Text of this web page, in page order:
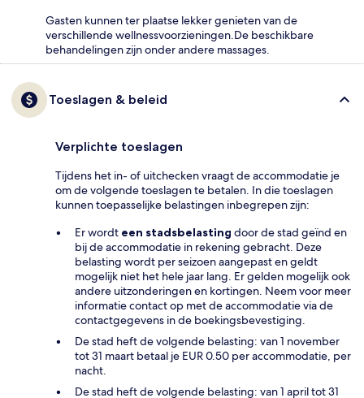
Gasten kunnen ter plaatse lekker genieten van de
verschillende wellnessvoorzieningen.De beschikbare
behandelingen zijn onder andere massages.
Toeslagen & beleid
Verplichte toeslagen
Tijdens het in- of uitchecken vraagt de accommodatie je
om de volgende toeslagen te betalen. In die toeslagen
kunnen toepasselijke belastingen inbegrepen zijn:
Er wordt een stadsbelasting door de stad geïnd en
bij de accommodatie in rekening gebracht. Deze
belasting wordt per seizoen aangepast en geldt
mogelijk niet het hele jaar lang. Er gelden mogelijk ook
andere uitzonderingen en kortingen. Neem voor meer
informatie contact op met de accommodatie via de
contactgegevens in de boekingsbevestiging.
De stad heft de volgende belasting: van 1 november
tot 31 maart betaal je EUR 0.50 per accommodatie, per
nacht.
De stad heft de volgende belasting: van 1 april tot 31